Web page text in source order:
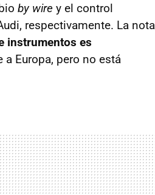
by wire y el control
respectivamente. La nota
instrumentos es
a Europa, pero no está